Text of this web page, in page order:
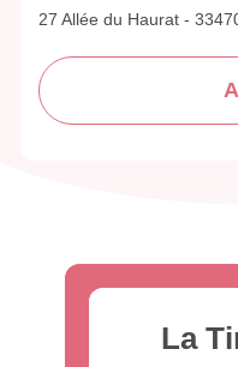
27 Allée du Haurat -
La